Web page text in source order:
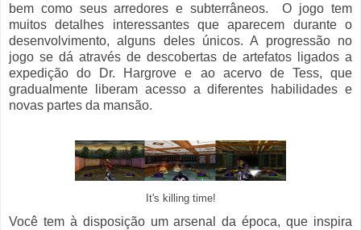
bem como seus arredores e subterrâneos. O jogo tem
muitos detalhes interessantes que aparecem durante o
desenvolvimento, alguns deles únicos. A progressão no
jogo se dá através de descobertas de artefatos ligados a
expedição do Dr. Hargrove e ao acervo de Tess, que
gradualmente liberam acesso a diferentes habilidades e
novas partes da mansão.
It's killing time!
Você tem à disposição um arsenal da época, que inspira